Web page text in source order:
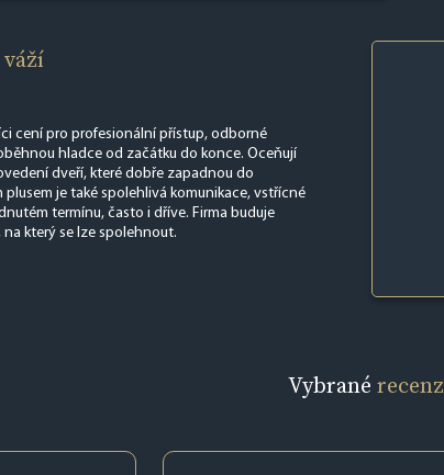
cení pro profesionální přístup, odborné
hladce od začátku do konce. Oceňují
dveří, které dobře zapadnou do
je také spolehlivá komunikace, vstřícné
termínu, často i dříve. Firma buduje
který se lze spolehnout.
Vybrané